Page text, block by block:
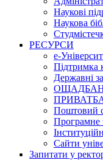
Наукові
Наукова
РЕСУРСИ
е-
Підтримка
Державні
Поштовий
Програмне
Сайти
Запитати у